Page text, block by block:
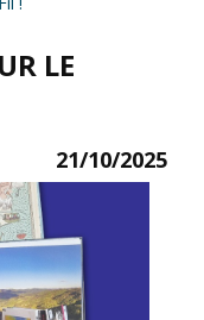
LE
21/10/2025